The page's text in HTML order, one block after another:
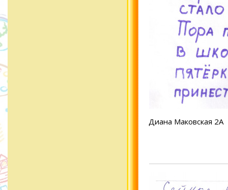
Диана Маковская 2А